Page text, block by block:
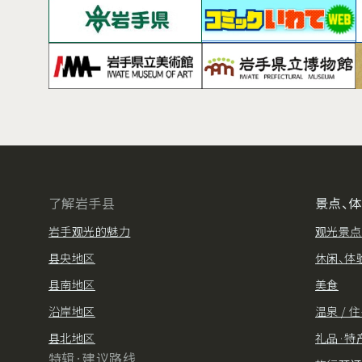
了解岩手县
岩手观光的魅力
县央地区
县南地区
沿岸地区
县北地区
特辑·建议路线
景点、
观光景点
休闲、体
美食
温泉 /
礼品·特